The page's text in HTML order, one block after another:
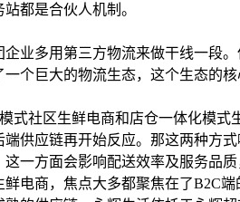
都是合伙人机制。
业多用第三方物流来做干线一段
个巨大的物流生态，这个生态的
式社区生鲜电商和店仓一体化模
供应链再开始反应。那这两种方
一方面会影响配送效率及服务品
电商，焦点大多都聚焦在了B2C